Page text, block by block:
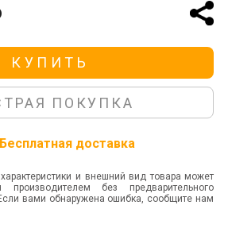
КУПИТЬ
ПОКУПКА
Бесплатная доставка
и внешний вид товара может
без предварительного
вами обнаружена ошибка, сообщите нам